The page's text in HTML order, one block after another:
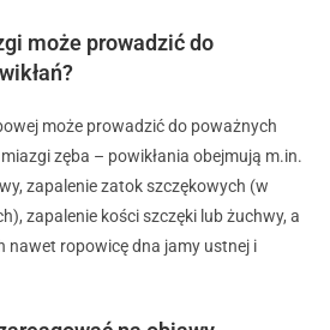
może prowadzić do
może prowadzić do poważnych
zęba – powikłania obejmują m.in.
zapalenie zatok szczękowych (w
zapalenie kości szczęki lub żuchwy, a
nawet ropowicę dna jamy ustnej i